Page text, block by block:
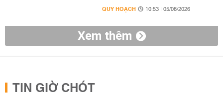
QUY HOẠCH 10:53 | 05/08/2026
Xem thêm
TIN GIỜ CHÓT